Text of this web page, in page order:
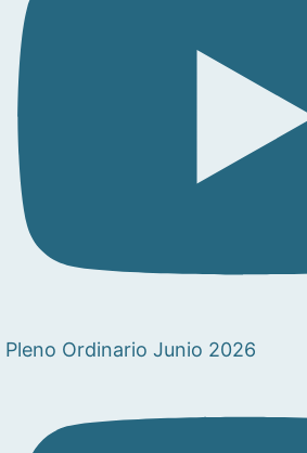
Pleno Ordinario Junio 2026